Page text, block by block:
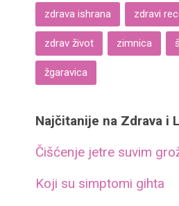
zdrava ishrana zdravi
zdrav život zimnica
žgaravica
Najčitanije na Zdrava i
Čišćenje jetre suvim
Koji su simptomi gihta